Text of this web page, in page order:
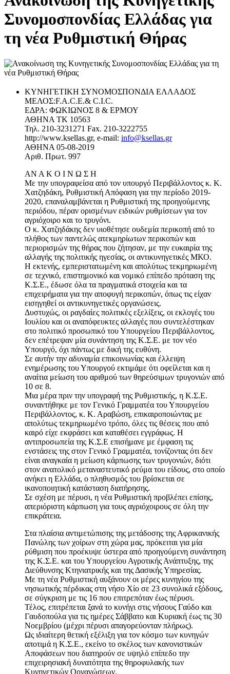
Συνομοσπονδίας Ελλάδας για
τη νέα Ρυθμιστική Θήρας
ΚΥΝΗΓΕΤΙΚΗ ΣΥΝΟΜΟΣΠΟΝΔΙΑ ΕΛΛΑΔΟΣ
ΜΕΛΟΣ:F.A.C.E.& C.I.C.
ΕΔΡΑ: ΦΩΚΙΩΝΟΣ 8 & ΕΡΜΟΥ
ΑΘΗΝΑ ΤΚ 10563
Τηλ. 210-3231271 Fax. 210-3222755
http://www.ksellas.gr, e-mail: info@ksellas.gr
ΑΘΗΝΑ 05-08-2019
Αριθ. Πρωτ. 997
AΝ Α Κ Ο Ι Ν Ω Σ Η
Με την υπογραφείσα από τον υπουργό Περιβάλλοντος κ. Κ.
Χατζηδάκη, Ρυθμιστική Απόφαση για την περίοδο 2019-
2020, επαναλαμβάνεται η Ρυθμιστική της προηγούμενης
περιόδου, πέραν ορισμένων ειδικών ρυθμίσεων για τον
αγριόχοιρο και το τρυγόνι.
Ο κ. Χατζηδάκης δεν υιοθέτησε ουδεμία περικοπή από το
πλήθος των παντελώς ατεκμηρίωτων περικοπών και
περιορισμών της θήρας που ζήτησαν, με την ευκαιρία της
αλλαγής της πολιτικής ηγεσίας, οι αντικυνηγετικές ΜΚΟ.
Η εκτενής, εμπεριστατωμένη και απολύτως τεκμηριωμένη
σε τεχνικό, επιστημονικό και νομικό επίπεδο πρόταση της
Κ.Σ.Ε., έδωσε όλα τα πραγματικά στοιχεία και τα
επιχειρήματα για την αποφυγή περικοπών, όπως τις είχαν
εισηγηθεί οι αντικυνηγετικές οργανώσεις.
Δυστυχώς, οι ραγδαίες πολιτικές εξελίξεις, οι εκλογές του
Ιουλίου και οι αναπόφευκτες αλλαγές που συντελέστηκαν
στο πολιτικό προσωπικό του Υπουργείου Περιβάλλοντος,
δεν επέτρεψαν μία συνάντηση της Κ.Σ.Ε. με τον νέο
Υπουργό, όχι πάντως με δική της ευθύνη.
Σε αυτήν την αδυναμία επικοινωνίας και έλλειψη
ενημέρωσης του Υπουργού εκτιμάμε ότι οφείλεται και η
αναίτια μείωση του αριθμού των θηρεύσιμων τρυγονιών από
10 σε 8.
Μια μέρα πριν την υπογραφή της Ρυθμιστικής, η Κ.Σ.Ε.
συναντήθηκε με τον Γενικό Γραμματέα του Υπουργείου
Περιβάλλοντος, κ. Κ. Αραβώση, επικαιροποιώντας με
απολύτως τεκμηριωμένο τρόπο, όλες τις θέσεις που από
καιρό είχε εκφράσει και καταθέσει εγγράφως. Η
αντιπροσωπεία της Κ.Σ.Ε επισήμανε με έμφαση τις
ενστάσεις της στον Γενικό Γραμματέα, τονίζοντας ότι δεν
είναι αναγκαία η μείωση κάρπωσης των τρυγονιών, διότι
στον ανατολικό μεταναστευτικό ρεύμα του είδους, στο οποίο
ανήκει η Ελλάδα, ο πληθυσμός του βρίσκεται σε
ικανοποιητική κατάσταση διατήρησης.
Σε σχέση με πέρυσι, η νέα Ρυθμιστική προβλέπει επίσης,
απεριόριστη κάρπωση για τους αγριόχοιρους σε όλη την
επικράτεια.
Στα πλαίσια αντιμετώπισης της μετάδοσης της Αφρικανικής
Πανώλης των χοίρων στη χώρα μας, πρόκειται για μία
ρύθμιση που προέκυψε ύστερα από προηγούμενη συνάντηση
της Κ.Σ.Ε. και του Υπουργείου Αγροτικής Ανάπτυξης, της
Διεύθυνσης Κτηνιατρικής και της Δασικής Υπηρεσίας.
Με τη νέα Ρυθμιστική αυξάνουν οι μέρες κυνηγίου της
νησιωτικής πέρδικας στη νήσο Χίο σε 23 συνολικά εξόδους,
σε σύγκριση με τις 16 που επιτρεπόταν έως πέρυσι.
Τέλος, επιτρέπεται ξανά το κυνήγι στις νήσους Γαύδο και
Γαυδοπούλα για τις ημέρες Σάββατο και Κυριακή έως τις 30
Νοεμβρίου (μέχρι πέρυσι απαγορεύονταν πλήρως).
Ως ιδιαίτερη θετική εξέλιξη για τον κόσμο των κυνηγών
αποτιμά η Κ.Σ.Ε., εκείνο το σκέλος των κανονιστικών
Αποφάσεων που διατηρούν σε υψηλό επίπεδο την
επιχειρησιακή δυνατότητα της θηροφυλακής των
Κυνηγετικών Οργανώσεων.